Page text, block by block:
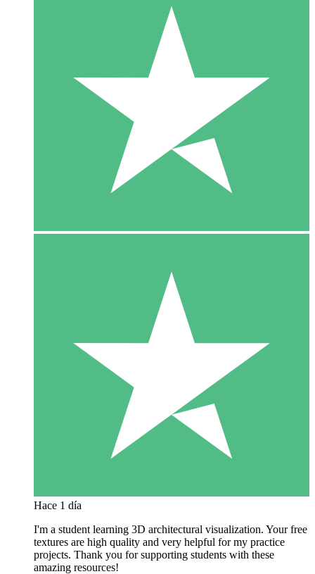
Hace 1 día
I'm a student learning 3D architectural visualization. Your free
textures are high quality and very helpful for my practice
projects. Thank you for supporting students with these
amazing resources!